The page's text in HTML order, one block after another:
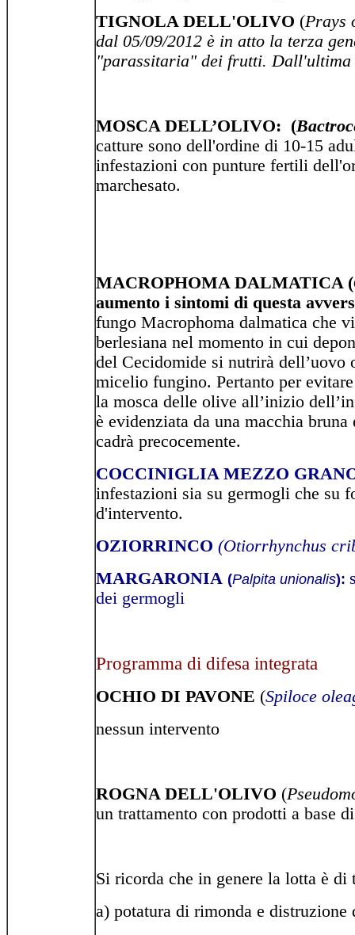
TIGNOLA DELL'OLIVO (Prays
dal 05/09/2012 è in atto la terza
"parassitaria" dei frutti.
MOSCA DELL’OLIVO: (
catture sono dell'ordine di 10-15
infestazioni con punture fertili
marchesato.
MACROPHOMA DALMATICA (
aumento i sintomi di questa
fungo Macrophoma dalmatica che
berlesiana nel momento in cui
del Cecidomide si nutrirà dell’uovo
micelio fungino. Pertanto per
la mosca delle olive all’inizio
è evidenziata da una macchia
cadrà precocemente.
COCCINIGLIA MEZZO
infestazioni sia su germogli che
d'intervento.
OZIORRINCO (Otiorrhynchus
MARGARONIA (Palpita unionalis):
dei germogli
Programma di difesa integrata
OCHIO DI PAVONE (Spiloce
nessun intervento
ROGNA DELL'OLIVO (
un trattamento con prodotti a base
Si ricorda che in genere la lotta è
a) potatura di rimonda e